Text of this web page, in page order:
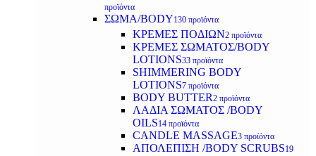
προϊόντα
ΣΩΜΑ/BODY130 προϊόντα
ΚΡΕΜΕΣ ΠΟΔΙΩΝ2 προϊόντα
ΚΡΕΜΕΣ ΣΩΜΑΤΟΣ/BODY
LOTIONS33 προϊόντα
SHIMMERING BODY
LOTIONS7 προϊόντα
BODY BUTTER2 προϊόντα
ΛΑΔΙΑ ΣΩΜΑΤΟΣ /BODY
OILS14 προϊόντα
CANDLE MASSAGE3 προϊόντα
ΑΠΟΛΕΠΙΣΗ /BODY SCRUBS19